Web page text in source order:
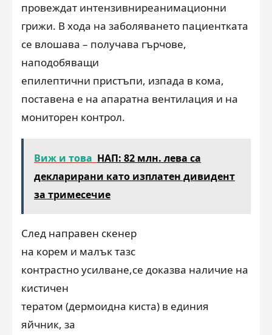
провеждат интензивниреанимационни
грижи. В хода на заболяването пациентката
се влошава – получава гърчове,
наподобяващи
епилептични пристъпи, изпада в кома,
поставена е на апаратна вентилация и на
мониторен контрол.
Виж и това НАП: 82 млн. лева са
декларирани като изплатен дивидент
за тримесечие
След направен скенер
на корем и малък тазс
контрастно усилване,се доказва наличие на
кистичен
тератом (дермоидна киста) в единия
яйчник, за